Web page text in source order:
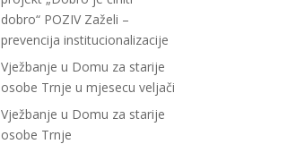
dobro“ POZIV Zaželi –
prevencija institucionalizacije
Vježbanje u Domu za starije
osobe Trnje u mjesecu veljači
Vježbanje u Domu za starije
osobe Trnje